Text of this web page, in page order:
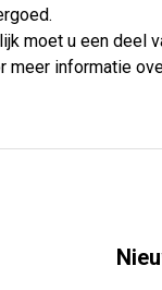
moet u een
informatie